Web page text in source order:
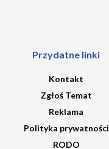
Przydatne linki
Kontakt
Zgłoś Temat
Reklama
Polityka prywatności
RODO